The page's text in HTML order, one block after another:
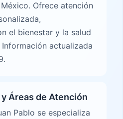
Ofrece atención
el bienestar y la salud
actualizada
Áreas de Atención
Pablo se especializa